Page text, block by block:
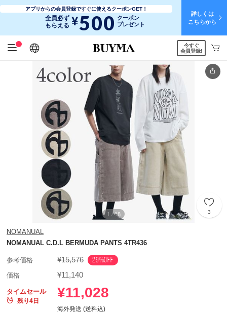
アプリからの会員登録ですぐに使えるクーポンGET！
全員必ず
もらえる ¥500 クーポン
プレゼント
詳しくは
こちらから
日本語
English
简体中文
繁體中文
今すぐ
会員登録!
1 / 18 3
NOMANUAL
NOMANUAL C.D.L BERMUDA PANTS 4TR436
参考価格 ¥15,576 29%OFF
価格 ¥11,140
タイムセール
残り4日
¥11,028
海外発送 (送料込)